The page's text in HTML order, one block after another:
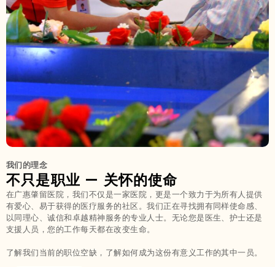
我们的理念
不只是职业 — 关怀的使命
在广惠肇留医院，我们不仅是一家医院，更是一个致力于为所有人提供
有爱心、易于获得的医疗服务的社区。我们正在寻找拥有同样使命感、
以同理心、诚信和卓越精神服务的专业人士。无论您是医生、护士还是
支援人员，您的工作每天都在改变生命。
了解我们当前的职位空缺，了解如何成为这份有意义工作的其中一员。